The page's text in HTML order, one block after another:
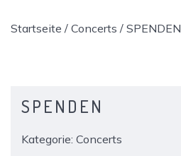
Startseite / Concerts / SPENDEN
SPENDEN
Kategorie: Concerts